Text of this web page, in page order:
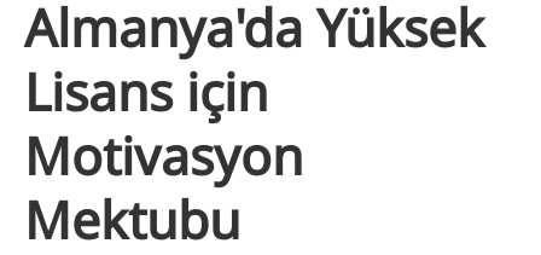
Almanya'da Yüksek
Lisans için
Motivasyon
Mektubu